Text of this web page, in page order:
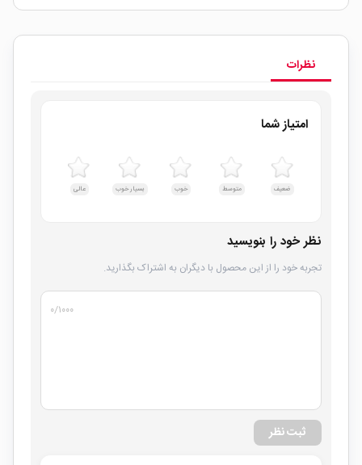
نظرات
امتیاز شما
ضعیف متوسط خوب بسیار خوب عالی
نظر خود را بنویسید
تجربه خود را از این محصول با دیگران به اشتراک بگذارید.
۰/۱۰۰۰
ثبت نظر